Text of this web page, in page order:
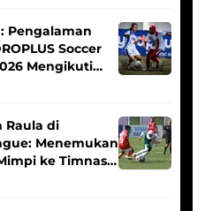
Pengalaman
Soccer
Mengikuti
Putri
Raula di
Menemukan
ke Timnas